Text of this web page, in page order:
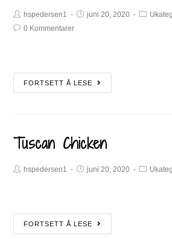
hspedersen1 juni 20, 2020
0 Kommentarer
FORTSETT Å LESE
Tuscan Chicken
hspedersen1 juni 20, 2020
FORTSETT Å LESE